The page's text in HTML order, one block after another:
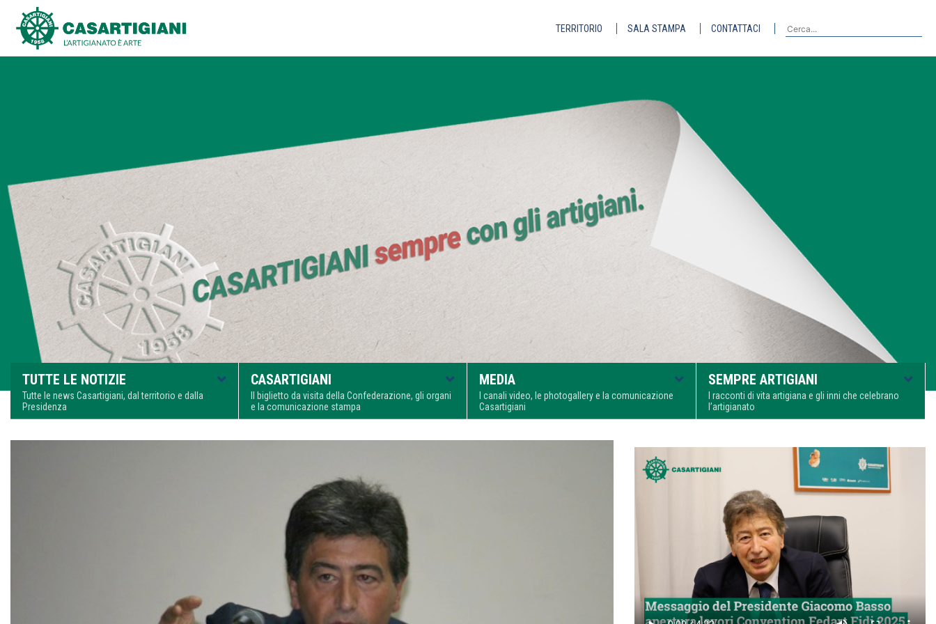
TERRITORIO SALA STAMPA CONTATTACI
TUTTE LE NOTIZIE
Tutte le news Casartigiani, dal territorio e dalla
Presidenza
CASARTIGIANI
Il biglietto da visita della Confederazione, gli organi
e la comunicazione stampa
MEDIA
I canali video, le photogallery e la comunicazione
Casartigiani
SEMPRE ARTIGIANI
I racconti di vita artigiana e gli inni che celebrano
l’artigianato